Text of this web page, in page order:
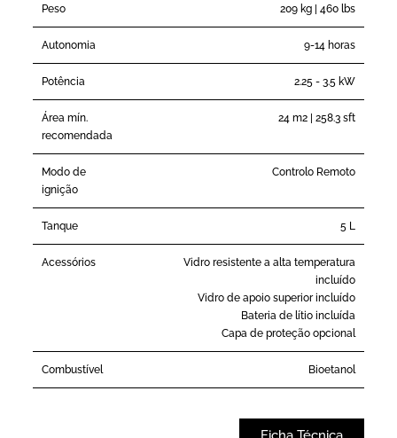
Peso 209 kg | 460 lbs
Autonomia 9-14 horas
Potência 2.25 - 3.5 kW
Área mín.
recomendada
24 m2 | 258.3 sft
Modo de
ignição
Controlo Remoto
Tanque 5 L
Acessórios
Vidro resistente a alta temperatura
incluído
Vidro de apoio superior incluído
Bateria de lítio incluída
Capa de proteção opcional
Combustível Bioetanol